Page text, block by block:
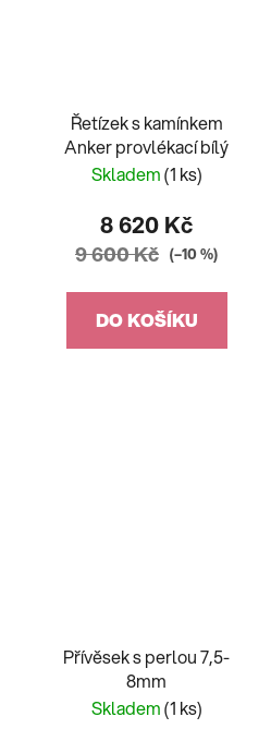
Řetízek s kamínkem
Anker provlékací bílý
Skladem(1 ks)
8 620 Kč
9 600 Kč (–10 %)
DO KOŠÍKU
Přívěsek s perlou 7,5-
8mm
Skladem(1 ks)